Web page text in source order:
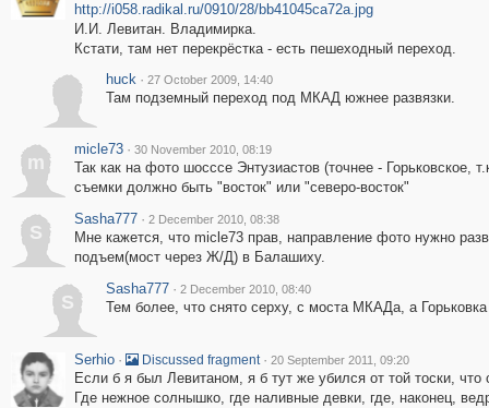
http://i058.radikal.ru/0910/28/bb41045ca72a.jpg
И.И. Левитан. Владимирка.
Кстати, там нет перекрёстка - есть пешеходный переход.
huck · 27 October 2009, 14:40
Там подземный переход под МКАД южнее развязки.
m
micle73 · 30 November 2010, 08:19
Так как на фото шосссе Энтузиастов (точнее - Горьковское,
съемки должно быть "восток" или "северо-восток"
S
Sasha777 · 2 December 2010, 08:38
Мне кажется, что micle73 прав, направление фото нужно
подъем(мост через Ж/Д) в Балашиху.
S
Sasha777 · 2 December 2010, 08:40
Тем более, что снято серху, с моста МКАДа, а
Serhio · Discussed fragment · 20 September 2011, 09:20
Если б я был Левитаном, я б тут же убился от той тоски,
Где нежное солнышко, где наливные девки, где, наконец,